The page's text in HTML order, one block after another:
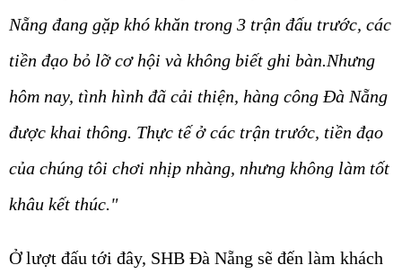
Nẵng đang gặp khó khăn trong 3 trận đấu trước, các
tiền đạo bỏ lỡ cơ hội và không biết ghi bàn.Nhưng
hôm nay, tình hình đã cải thiện, hàng công Đà Nẵng
được khai thông. Thực tế ở các trận trước, tiền đạo
của chúng tôi chơi nhịp nhàng, nhưng không làm tốt
khâu kết thúc."
Ở lượt đấu tới đây, SHB Đà Nẵng sẽ đến làm khách